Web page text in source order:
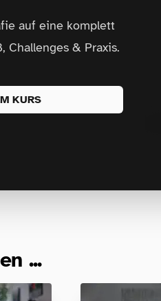
auf eine komplett
Challenges & Praxis.
KURS
...